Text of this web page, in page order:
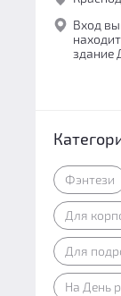
Вход
здание
Фэнтези
Для
Для
На День